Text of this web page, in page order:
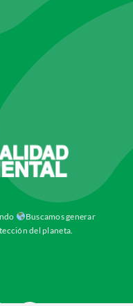
Buscamos generar
del planeta.